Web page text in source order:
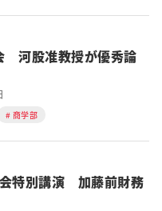
河股准教授が優秀論
商学部
会特別講演 加藤前財務